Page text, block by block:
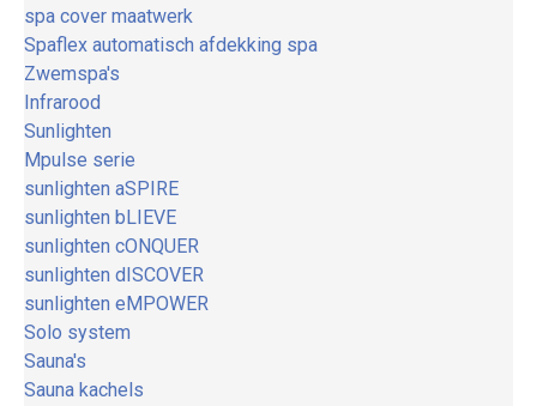
spa cover maatwerk
Spaflex automatisch afdekking spa
Zwemspa's
Infrarood
Sunlighten
Mpulse serie
sunlighten aSPIRE
sunlighten bLIEVE
sunlighten cONQUER
sunlighten dISCOVER
sunlighten eMPOWER
Solo system
Sauna's
Sauna kachels